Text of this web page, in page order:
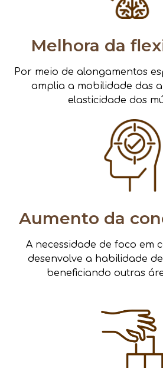
Melhora da
Por meio de alongamentos
amplia a mobilidade das
elasticidade dos
Aumento da
A necessidade de foco em
desenvolve a habilidade
beneficiando outras